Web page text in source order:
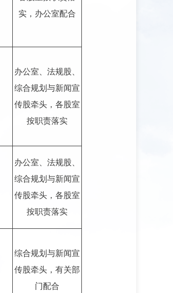
实，办公室配合
办公室、法规股、
综合规划与新闻宣
传股牵头，各股室
按职责落实
办公室、法规股、
综合规划与新闻宣
传股牵头，各股室
按职责落实
综合规划与新闻宣
传股牵头，有关部
门配合